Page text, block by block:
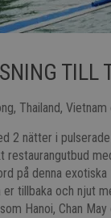
Thailand,
2 nätter i
restaurangutbud
på denna
er tillbaka och njut
Hanoi, Chan